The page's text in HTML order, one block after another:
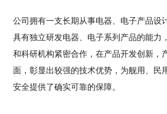
公司拥有一支长期从事电器、电子产品设
具有独立研发电器、电子系列产品的能力
和科研机构紧密合作，在产品开发创新，
面，彰显出较强的技术优势，为舰用、民
安全提供了确实可靠的保障。